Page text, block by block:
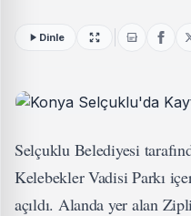
Dinle
Selçuklu Belediyesi
Kelebekler Vadisi Parkı
açıldı. Alanda yer alan